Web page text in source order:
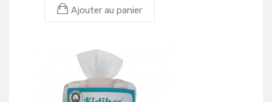
Ajouter au panier